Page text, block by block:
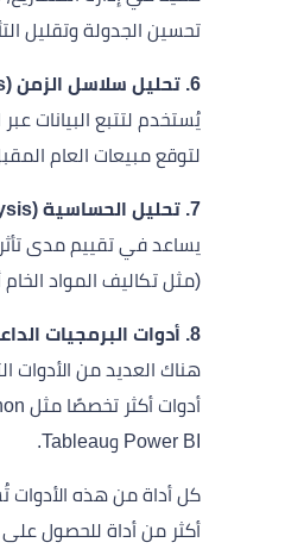
تحسين الجدولة وتقليل
6. تحليل سلاسل الزمن (Time Series Analysis):
لتوقع مبيعات العام
7. تحليل الحساسية (Sensitivity Analysis):
يساعد في تقييم مدى
(مثل تكاليف المواد
8. أدوات البرمجيات الداعمة:
Power BI وTableau.
كل أداة من هذه الأدوات
أكثر من أداة للحصول